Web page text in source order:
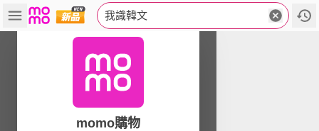
我識韓文
momo購物